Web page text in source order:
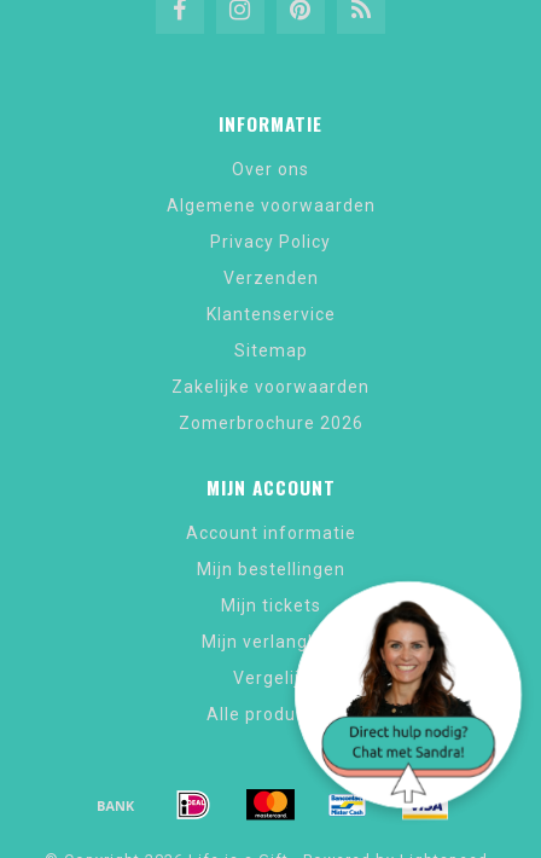
INFORMATIE
Over ons
Algemene voorwaarden
Privacy Policy
Verzenden
Klantenservice
Sitemap
Zakelijke voorwaarden
Zomerbrochure 2026
MIJN ACCOUNT
Account informatie
Mijn bestellingen
Mijn tickets
Mijn verlanglijst
Vergelijk
Alle producten